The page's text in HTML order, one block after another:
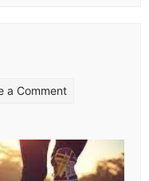
a Commenton
LA
CARRERA